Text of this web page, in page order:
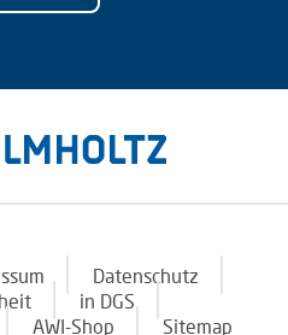
Datenschutz
in DGS
AWI-Shop Sitemap